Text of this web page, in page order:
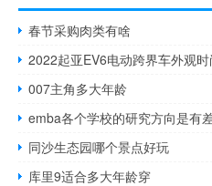
春节采购肉类有啥
2022起亚EV6电动跨界车外观
007主角多大年龄
emba各个学校的研究方向是有
同沙生态园哪个景点好玩
库里9适合多大年龄穿